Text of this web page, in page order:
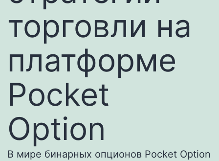
торговли на
платформе
Pocket
Option
В мире бинарных опционов Pocket Option